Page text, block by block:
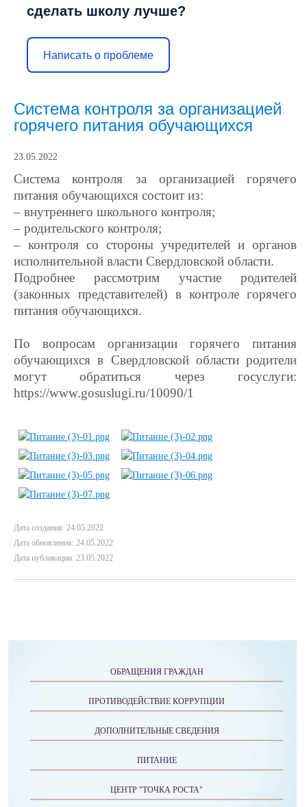
сделать школу лучше?
Написать о проблеме
Система контроля за организацией
горячего питания обучающихся
23.05.2022
Система контроля за организацией горячего
питания обучающихся состоит из:
– внутреннего школьного контроля;
– родительского контроля;
– контроля со стороны учредителей и органов
исполнительной власти Свердловской области.
Подробнее рассмотрим участие родителей
(законных представителей) в контроле горячего
питания обучающихся.
По вопросам организации горячего питания
обучающихся в Свердловской области родители
могут обратиться через госуслуги:
https://www.gosuslugi.ru/10090/1
Дата создания: 24.05.2022
Дата обновления: 24.05.2022
Дата публикации: 23.05.2022
ОБРАЩЕНИЯ ГРАЖДАН
ПРОТИВОДЕЙСТВИЕ КОРРУПЦИИ
ДОПОЛНИТЕЛЬНЫЕ СВЕДЕНИЯ
ПИТАНИЕ
ЦЕНТР "ТОЧКА РОСТА"